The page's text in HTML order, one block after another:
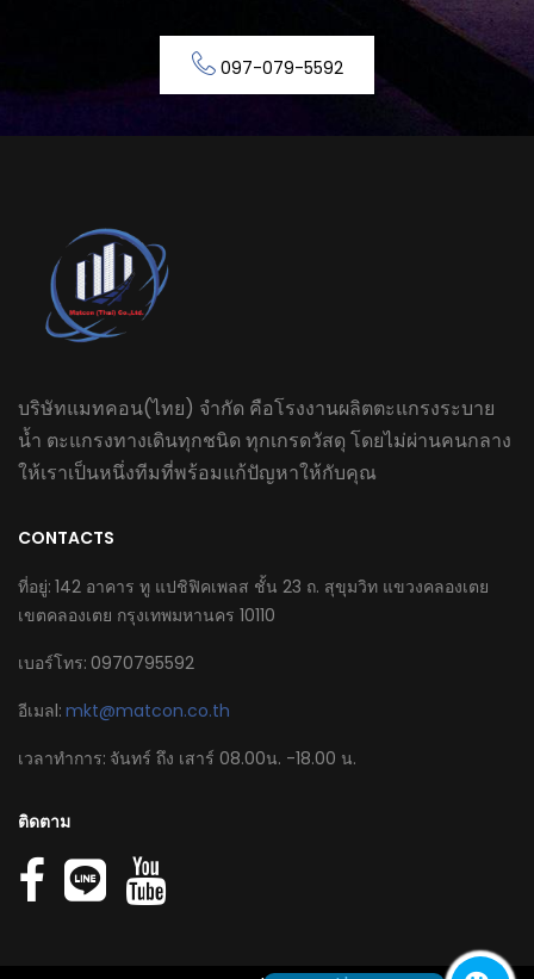
097-079-5592
บริษัทแมทคอน(ไทย) จำกัด คือโรงงานผลิตตะแกรงระบาย
น้ำ ตะแกรงทางเดินทุกชนิด ทุกเกรดวัสดุ โดยไม่ผ่านคนกลาง
ให้เราเป็นหนึ่งทีมที่พร้อมแก้ปัญหาให้กับคุณ
CONTACTS
ที่อยู่ 142 อาคาร ทู แปชิฟิคเพลส ชั้น 23 ถ. สุขุมวิท แขวงคลองเตย
เขตคลองเตย กรุงเทพมหานคร 10110
เบอร์โทร 0970795592
อีเมลl mkt@matcon.co.th
เวลาทำการ จันทร์ ถึง เสาร์ 08.00น. -18.00 น.
ติดตาม